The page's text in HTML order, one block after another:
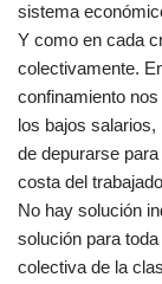
sistema
Y como en cada
colectivamente.
confinamiento
los bajos
de depurarse
costa del
No hay solución
solución para
colectiva de la